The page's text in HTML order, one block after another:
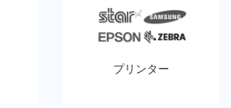
プリンター